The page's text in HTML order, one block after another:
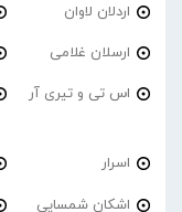
اردلان لاوان
ارسلان غلامی
اس تی و تیری آر
اسرار
اشکان شمسایی